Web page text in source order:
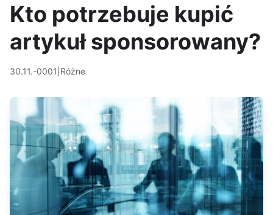
Kto potrzebuje kupić
artykuł sponsorowany?
30.11.-0001 Różne